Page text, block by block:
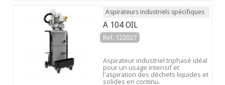
Aspirateurs industriels spécifiques
A 104 OIL
Ref. 122027
Aspirateur industriel triphasé idéal
pour un usage intensif et
l'aspiration des déchets liquides et
solides en continu.